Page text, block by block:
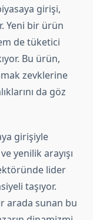
girişi,
Yeni bir ürün
de tüketici
Bu ürün,
zevklerine
da göz
girişiyle
yenilik arayışı
lider
taşıyor.
arada sunan bu